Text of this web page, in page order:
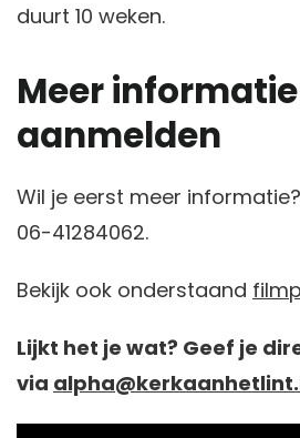
duurt 10 weken.
Meer
aanmelden
Wil je eerst meer
06-41284062.
Bekijk ook onderstaand
Lijkt het je wat? Geef je
via alpha